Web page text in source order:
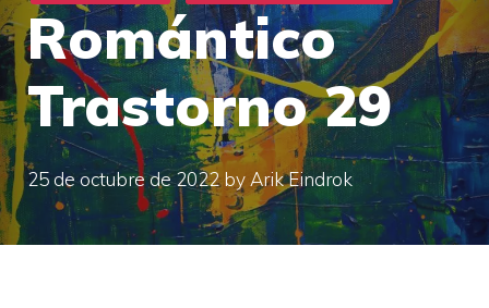
Romántico
Trastorno 29
25 de octubre de 2022by Arik Eindrok